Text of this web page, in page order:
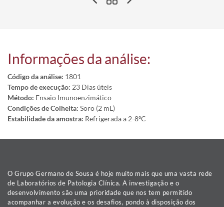
Informações da análise:
Código da análise: 1801
Tempo de execução: 23 Dias úteis
Método: Ensaio Imunoenzimático
Condições de Colheita: Soro (2 mL)
Estabilidade da amostra: Refrigerada a 2-8ºC
O Grupo Germano de Sousa é hoje muito mais que uma vasta rede
de Laboratórios de Patologia Clínica. A investigação e o
desenvolvimento são uma prioridade que nos tem permitido
acompanhar a evolução e os desafios, pondo à disposição dos